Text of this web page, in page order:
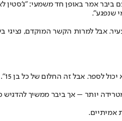
ביבר אמר באופן חד משמעי: "ג'סטין
שנפגע".
אבל למרות הקשר המוקדם, נציגי
יותר – אך ביבר ממשיך להדגיש
אמיתיים.